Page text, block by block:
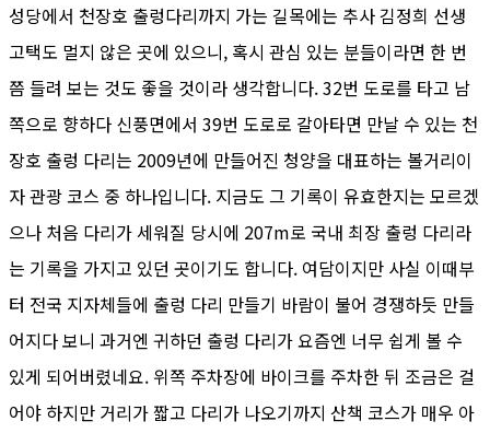
성당에서 천장호 출렁다리까지 가는 길목에는 추사 김정희 선생
고택도 멀지 않은 곳에 있으니, 혹시 관심 있는 분들이라면 한 번
쯤 들려 보는 것도 좋을 것이라 생각합니다. 32번 도로를 타고 남
쪽으로 향하다 신풍면에서 39번 도로로 갈아타면 만날 수 있는 천
장호 출렁 다리는 2009년에 만들어진 청양을 대표하는 볼거리이
자 관광 코스 중 하나입니다. 지금도 그 기록이 유효한지는 모르겠
으나 처음 다리가 세워질 당시에 207m로 국내 최장 출렁 다리라
는 기록을 가지고 있던 곳이기도 합니다. 여담이지만 사실 이때부
터 전국 지자체들에 출렁 다리 만들기 바람이 불어 경쟁하듯 만들
어지다 보니 과거엔 귀하던 출렁 다리가 요즘엔 너무 쉽게 볼 수
있게 되어버렸네요. 위쪽 주차장에 바이크를 주차한 뒤 조금은 걸
어야 하지만 거리가 짧고 다리가 나오기까지 산책 코스가 매우 아